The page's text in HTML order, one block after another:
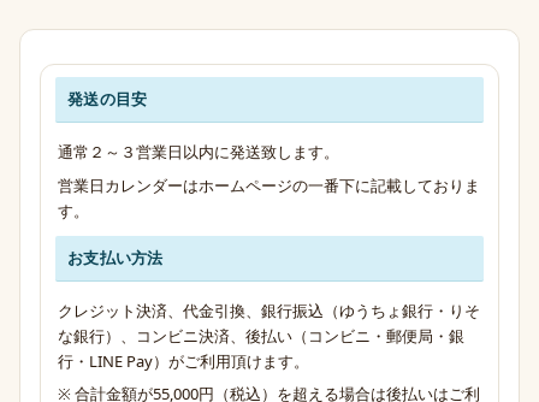
発送・お支払い・送料のご案内
発送の目安
通常２～３営業日以内に発送致します。
営業日カレンダーはホームページの一番下に記載しておりま
す。
お支払い方法
クレジット決済、代金引換、銀行振込（ゆうちょ銀行・りそ
な銀行）、コンビニ決済、後払い（コンビニ・郵便局・銀
行・LINE Pay）がご利用頂けます。
※ 合計金額が55,000円（税込）を超える場合は後払いはご利